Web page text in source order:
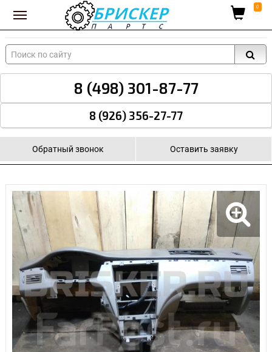
Вход для поставщиков 0
8 (498) 301-87-77
8 (926) 356-27-77
Обратный звонок Оставить заявку